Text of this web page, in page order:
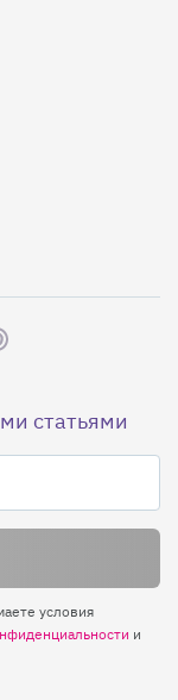
статьями
условия
и